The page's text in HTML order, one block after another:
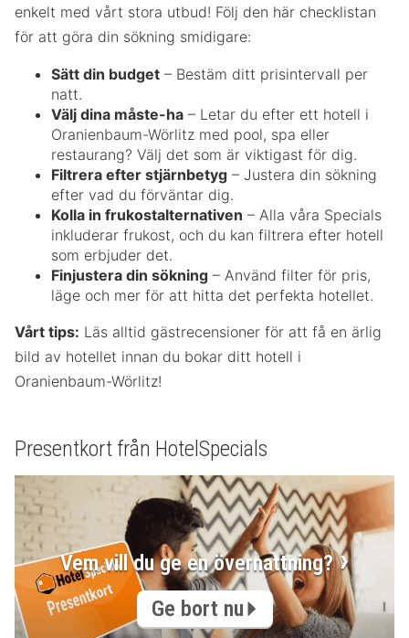
enkelt med vårt stora utbud! Följ den här checklistan
för att göra din sökning smidigare:
Sätt din budget – Bestäm ditt prisintervall per
natt.
Välj dina måste-ha – Letar du efter ett hotell i
Oranienbaum-Wörlitz med pool, spa eller
restaurang? Välj det som är viktigast för dig.
Filtrera efter stjärnbetyg – Justera din sökning
efter vad du förväntar dig.
Kolla in frukostalternativen – Alla våra Specials
inkluderar frukost, och du kan filtrera efter hotell
som erbjuder det.
Finjustera din sökning – Använd filter för pris,
läge och mer för att hitta det perfekta hotellet.
Vårt tips: Läs alltid gästrecensioner för att få en ärlig
bild av hotellet innan du bokar ditt hotell i
Oranienbaum-Wörlitz!
Presentkort från HotelSpecials
Vem vill du ge en övernattning?
Ge bort nu